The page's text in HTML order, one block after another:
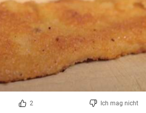
2 Ich mag nicht